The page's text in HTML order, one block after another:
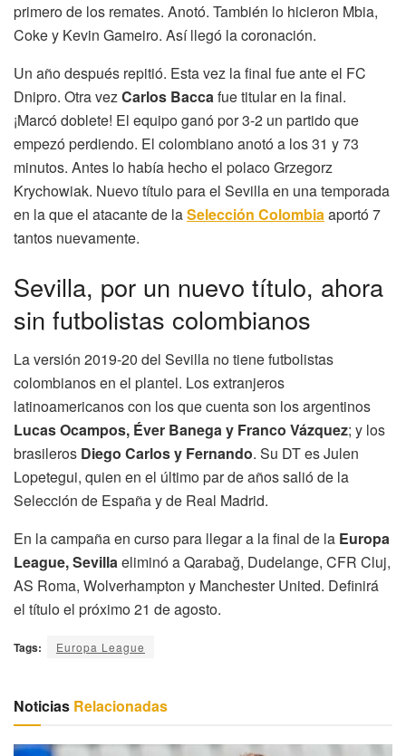
primero de los remates. Anotó. También lo hicieron Mbia,
Coke y Kevin Gameiro. Así llegó la coronación.
Un año después repitió. Esta vez la final fue ante el FC
Dnipro. Otra vezCarlos Baccafue titular en la final.
¡Marcó doblete! El equipo ganó por 3-2 un partido que
empezó perdiendo. El colombiano anotó a los 31 y 73
minutos. Antes lo había hecho el polaco Grzegorz
Krychowiak. Nuevo título para el Sevilla en una temporada
en la que el atacante de laSelección Colombiaaportó 7
tantos nuevamente.
Sevilla, por un nuevo título, ahora
sin futbolistas colombianos
La versión 2019-20 del Sevilla no tiene futbolistas
colombianos en el plantel. Los extranjeros
latinoamericanos con los que cuenta son los argentinos
Lucas Ocampos, Éver Banega y Franco Vázquez; y los
brasileros Diego Carlos y Fernando. Su DT es Julen
Lopetegui, quien en el último par de años salió de la
Selección de España y de Real Madrid.
En la campaña en curso para llegar a la final de la Europa
League, Sevillaeliminó a Qarabağ, Dudelange, CFR Cluj,
AS Roma, Wolverhampton y Manchester United. Definirá
el título el próximo 21 de agosto.
Tags: Europa League
Noticias Relacionadas